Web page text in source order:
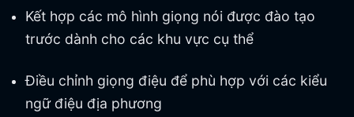
Kết hợp các mô hình giọng nói được đào tạo
trước dành cho các khu vực cụ thể
Điều chỉnh giọng điệu để phù hợp với các kiểu
ngữ điệu địa phương